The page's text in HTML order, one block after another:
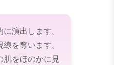
演出します。
を奪います。
肌をほのかに見